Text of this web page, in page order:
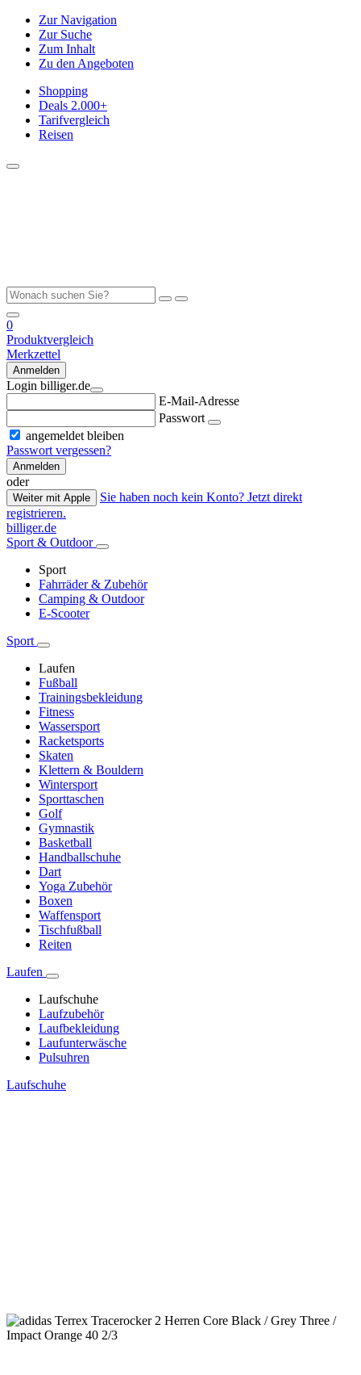
Zur Navigation
Zur Suche
Zum Inhalt
Zu den Angeboten
Shopping
Deals 2.000+
Tarifvergleich
Reisen
0
Produktvergleich
Merkzettel
Anmelden
Login billiger.de
E-Mail-Adresse
Passwort
angemeldet bleiben
Passwort vergessen?
Anmelden
oder
Weiter mit Apple
Sie haben noch kein Konto? Jetzt direkt
registrieren.
billiger.de
Sport & Outdoor
Sport
Fahrräder & Zubehör
Camping & Outdoor
E-Scooter
Sport
Laufen
Fußball
Trainingsbekleidung
Fitness
Wassersport
Racketsports
Skaten
Klettern & Bouldern
Wintersport
Sporttaschen
Golf
Gymnastik
Basketball
Handballschuhe
Dart
Yoga Zubehör
Boxen
Waffensport
Tischfußball
Reiten
Laufen
Laufschuhe
Laufzubehör
Laufbekleidung
Laufunterwäsche
Pulsuhren
Laufschuhe